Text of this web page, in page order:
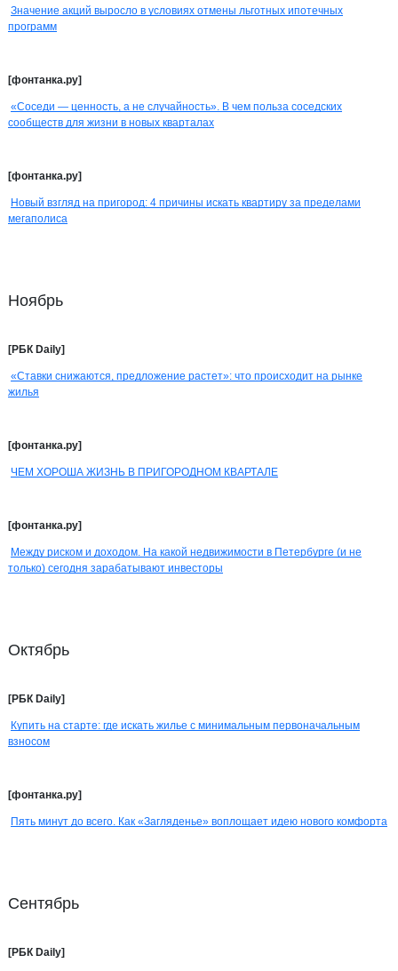
Значение акций выросло в условиях отмены льготных ипотечных
программ
[фонтанка.ру]
«Соседи — ценность, а не случайность». В чем польза соседских
сообществ для жизни в новых кварталах
[фонтанка.ру]
Новый взгляд на пригород: 4 причины искать квартиру за пределами
мегаполиса
Ноябрь
[РБК Daily]
«Ставки снижаются, предложение растет»: что происходит на рынке
жилья
[фонтанка.ру]
ЧЕМ ХОРОША ЖИЗНЬ В ПРИГОРОДНОМ КВАРТАЛЕ
[фонтанка.ру]
Между риском и доходом. На какой недвижимости в Петербурге (и не
только) сегодня зарабатывают инвесторы
Октябрь
[РБК Daily]
Купить на старте: где искать жилье с минимальным первоначальным
взносом
[фонтанка.ру]
Пять минут до всего. Как «Загляденье» воплощает идею нового комфорта
Сентябрь
[РБК Daily]